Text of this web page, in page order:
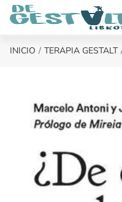
Saltar al contenido principal
INICIO TERAPIA GESTALT